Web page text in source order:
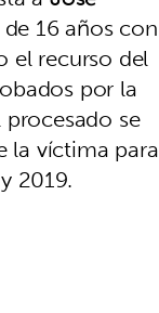
16 años con
el recurso del
por la
se
la víctima para
2019.